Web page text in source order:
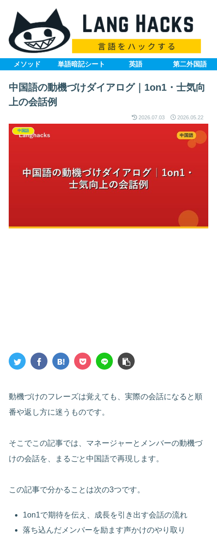
メソッド 単語暗記シート 英語 第二外国語
中国語の動機づけダイアログ｜1on1・士気向
上の会話例
2026.07.03 2026.05.22
中国語
動機づけのフレーズは覚えても、実際の会話になると順
番や返し方に迷うものです。
そこでこの記事では、マネージャーとメンバーの動機づ
けの会話を、まるごと中国語で再現します。
この記事で分かることは次の3つです。
1on1で期待を伝え、成長を引き出す会話の流れ
落ち込んだメンバーを励ます声かけのやり取り